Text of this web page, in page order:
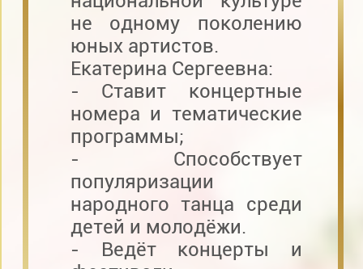
не одному поколению
юных артистов.
Екатерина Сергеевна:
- Ставит концертные
номера и тематические
программы;
- Способствует
популяризации
народного танца среди
детей и молодёжи.
- Ведёт концерты и